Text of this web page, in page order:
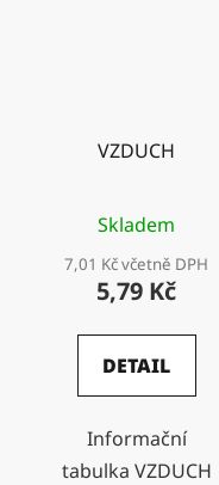
VZDUCH
Skladem
7,01 Kč včetně DPH
5,79 Kč
DETAIL
Informační
tabulka VZDUCH